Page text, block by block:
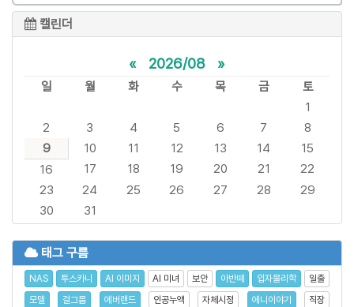
캘린더
« 2026/08 »
일 월 화 수 목 금
토
1
2
3 4 5 6 7
8
9
10 11 12 13 14
15
16
17 18 19 20 21
22
23
24 25 26 27 28
29
30
31
태그 구름
NAS 투스카니 AI 이미지 AI 미녀 보안 아반떼 입자물리학
일출
모델
걸그룹 에버랜드 인공누액 자체시정 에니이야기 직장